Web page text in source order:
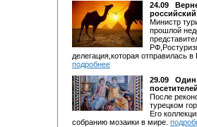
24.09
Министр
прошлой
делегация,которая отправилась
подробнее
29.09
Один
После
турецком
Его
собранию мозаики в мире.